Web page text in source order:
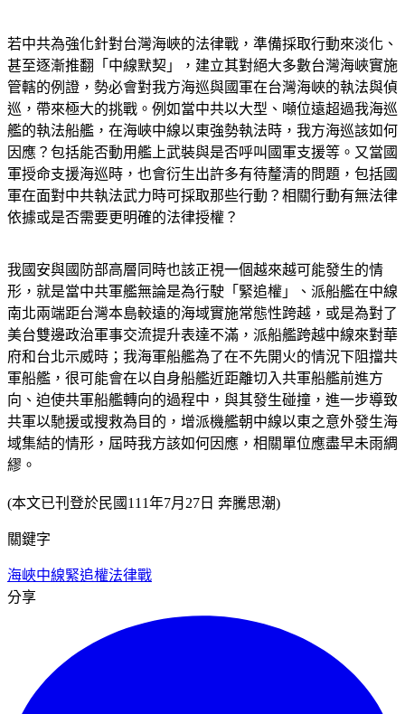
若中共為強化針對台灣海峽的法律戰，準備採取行動來淡化、
甚至逐漸推翻「中線默契」，建立其對絕大多數台灣海峽實施
管轄的例證，勢必會對我方海巡與國軍在台灣海峽的執法與偵
巡，帶來極大的挑戰。例如當中共以大型、噸位遠超過我海巡
艦的執法船艦，在海峽中線以東強勢執法時，我方海巡該如何
因應？包括能否動用艦上武裝與是否呼叫國軍支援等。又當國
軍授命支援海巡時，也會衍生出許多有待釐清的問題，包括國
軍在面對中共執法武力時可採取那些行動？相關行動有無法律
依據或是否需要更明確的法律授權？
我國安與國防部高層同時也該正視一個越來越可能發生的情
形，就是當中共軍艦無論是為行駛「緊追權」、派船艦在中線
南北兩端距台灣本島較遠的海域實施常態性跨越，或是為對了
美台雙邊政治軍事交流提升表達不滿，派船艦跨越中線來對華
府和台北示威時；我海軍船艦為了在不先開火的情況下阻擋共
軍船艦，很可能會在以自身船艦近距離切入共軍船艦前進方
向、迫使共軍船艦轉向的過程中，與其發生碰撞，進一步導致
共軍以馳援或搜救為目的，增派機艦朝中線以東之意外發生海
域集結的情形，屆時我方該如何因應，相關單位應盡早未雨綢
繆。
(本文已刊登於民國111年7月27日 奔騰思潮)
關鍵字
海峽中線緊追權法律戰
分享